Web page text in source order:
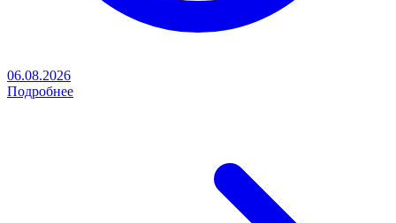
06.08.2026
Подробнее